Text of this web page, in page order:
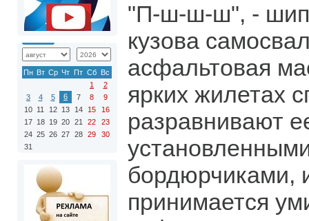
Пн Вт Ср Чт Пт Сб Вс
1
2
3
4 5 6 7 8
9
10 11 12 13 14 15
16
17 18 19 20 21 22
23
24 25 26 27 28 29
30
31
"П-ш-ш-ш", -
кузова
асфальтовая
ярких жилетах
разравнивают
бордюрчиками,
принимается